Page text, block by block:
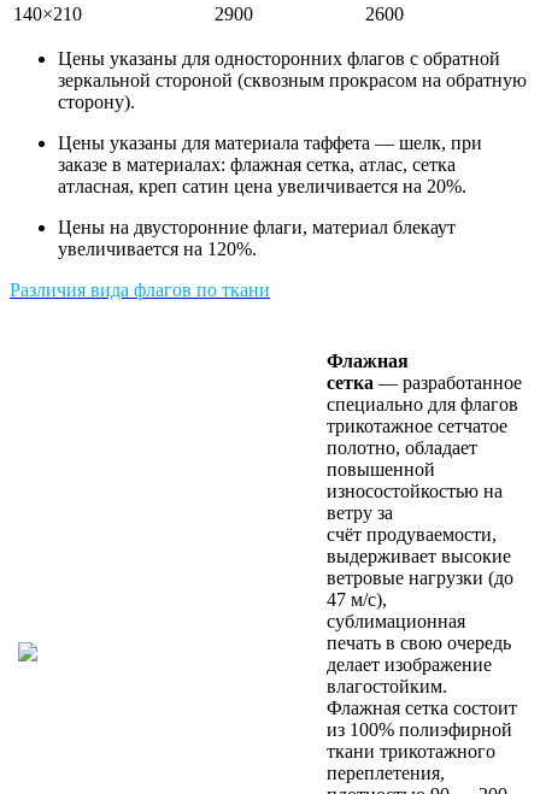
140×210
2900 2600
Цены указаны для односторонних флагов с обратной
зеркальной стороной (сквозным прокрасом на обратную
сторону).
Цены указаны для материала таффета — шелк, при
заказе в материалах: флажная сетка, атлас, сетка
атласная, креп сатин цена увеличивается на 20%.
Цены на двусторонние флаги, материал блекаут
увеличивается на 120%.
Различия вида флагов по ткани
Флажная
сетка — разработанное
специально для флагов
трикотажное сетчатое
полотно, обладает
повышенной
износостойкостью на
ветру за
счёт продуваемости,
выдерживает высокие
ветровые нагрузки (до
47 м/с),
сублимационная
печать в свою очередь
делает изображение
влагостойким.
Флажная сетка состоит
из 100% полиэфирной
ткани трикотажного
переплетения,